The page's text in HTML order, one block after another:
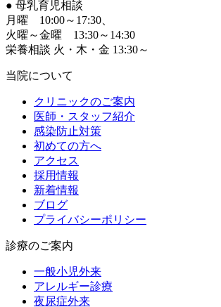
● 母乳育児相談
月曜 10:00～17:30、
火曜～金曜 13:30～14:30
栄養相談 火・木・金 13:30～
当院について
クリニックのご案内
医師・スタッフ紹介
感染防止対策
初めての方へ
アクセス
採用情報
新着情報
ブログ
プライバシーポリシー
診療のご案内
一般小児外来
アレルギー診療
夜尿症外来